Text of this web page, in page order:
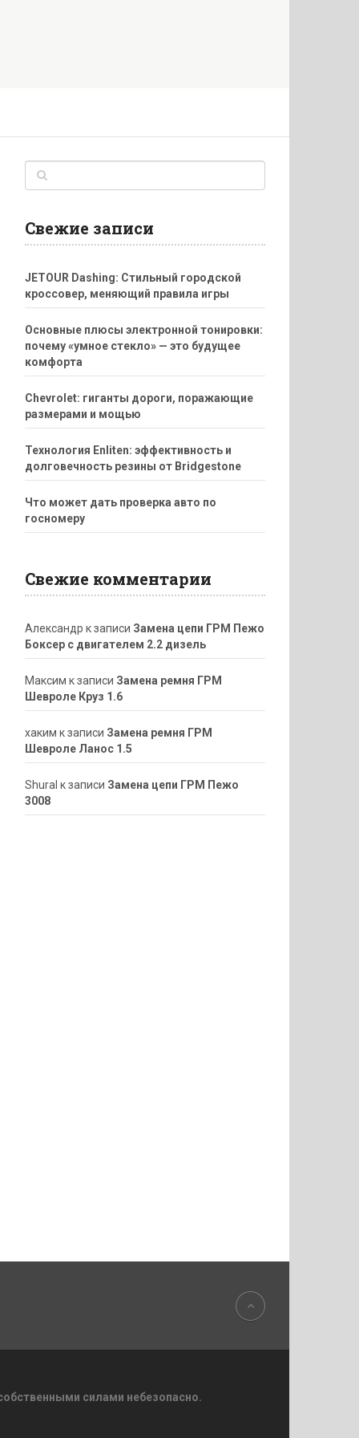
Свежие записи
JETOUR Dashing: Стильный городской
кроссовер, меняющий правила игры
Основные плюсы электронной тонировки:
почему «умное стекло» — это будущее
комфорта
Chevrolet: гиганты дороги, поражающие
размерами и мощью
Технология Enliten: эффективность и
долговечность резины от Bridgestone
Что может дать проверка авто по
госномеру
Свежие комментарии
Александр к записи Замена цепи ГРМ Пежо
Боксер с двигателем 2.2 дизель
Максим к записи Замена ремня ГРМ
Шевроле Круз 1.6
хаким к записи Замена ремня ГРМ
Шевроле Ланос 1.5
ShuraI к записи Замена цепи ГРМ Пежо
3008
силами небезопасно.